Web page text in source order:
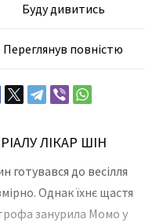
Буду дивитись
Переглянув повністю
ЛІКАР ШІН
готувався до весілля
Однак їхнє щастя
занурила Момо у